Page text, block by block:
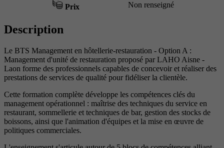
Prix Non renseigné
Description
Le BTS Management en hôtellerie-restauration - Option A :
Management d'unité de restauration proposé par LAHO Aisne -
Laon forme des professionnels capables de concevoir et réaliser des
prestations de services de qualité pour fidéliser la clientèle.
Cette formation complète développe les compétences clés du
management opérationnel : maîtrise des techniques du service en
restaurant, sommellerie et techniques de bar, gestion des stocks de
boissons, ainsi que l'animation d'équipes et la mise en œuvre de
politiques commerciales.